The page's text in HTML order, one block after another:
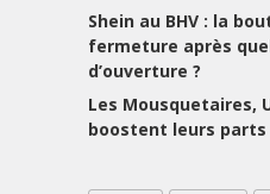
Shein au BHV : la
fermeture après
d’ouverture ?
Les Mousquetaires,
boostent leurs parts